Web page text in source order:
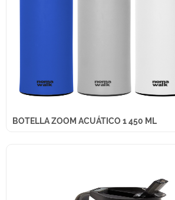
BOTELLA ZOOM ACUÁTICO 1 450 ML